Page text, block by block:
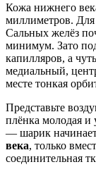
Кожа нижнего
миллиметров.
Сальных желёз
минимум. Зато
капилляров, а
медиальный,
месте тонкая
Представьте
плёнка молодая и
— шарик
века, только
соединительная